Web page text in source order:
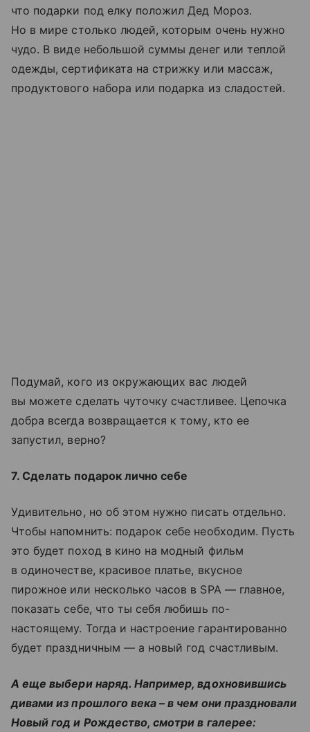
что подарки под елку положил Дед Мороз.
Но в мире столько людей, которым очень нужно
чудо. В виде небольшой суммы денег или теплой
одежды, сертификата на стрижку или массаж,
продуктового набора или подарка из сладостей.
Подумай, кого из окружающих вас людей
вы можете сделать чуточку счастливее. Цепочка
добра всегда возвращается к тому, кто ее
запустил, верно?
7. Сделать подарок лично себе
Удивительно, но об этом нужно писать отдельно.
Чтобы напомнить: подарок себе необходим. Пусть
это будет поход в кино на модный фильм
в одиночестве, красивое платье, вкусное
пирожное или несколько часов в SPA — главное,
показать себе, что ты себя любишь по-
настоящему. Тогда и настроение гарантированно
будет праздничным — а новый год счастливым.
А еще выбери наряд. Например, вдохновившись
дивами из прошлого века – в чем они праздновали
Новый год и Рождество, смотри в галерее: